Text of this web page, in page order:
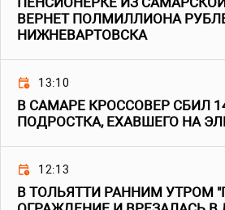
ВЕРНЕТ ПОЛМИЛЛИОНА
НИЖНЕВАРТОВСКА
13:10
В САМАРЕ КРОССОВЕР СБИЛ
ПОДРОСТКА, ЕХАВШЕГО НА
12:13
В ТОЛЬЯТТИ РАННИМ УТРОМ